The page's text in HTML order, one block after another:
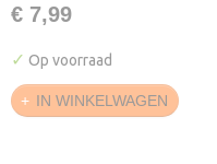
€ 7,99
✓ Op voorraad
IN WINKELWAGEN